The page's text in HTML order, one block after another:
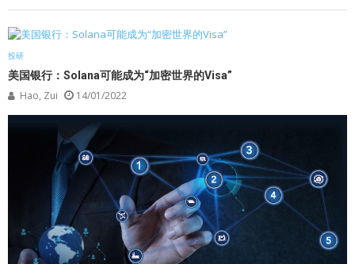
投研
美国银行：Solana可能成为“加密世界的Visa”
Hao, Zui 14/01/2022